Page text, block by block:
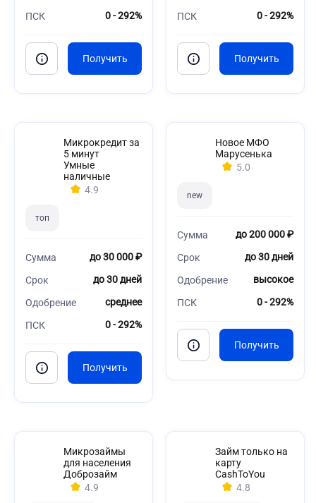
ПСК 0 - 292% ПСК 0 - 292%
Микрокредит за
5 минут
Умные
наличные
4.9
топ
Сумма до 30 000 ₽
Срок до 30 дней
Одобрение среднее
ПСК 0 - 292%
Новое МФО
Марусенька
5.0
new
Сумма до 200 000 ₽
Срок до 30 дней
Одобрение высокое
ПСК 0 - 292%
Микрозаймы
для населения
Доброзайм
4.9
Займ только на
карту
CashToYou
4.8